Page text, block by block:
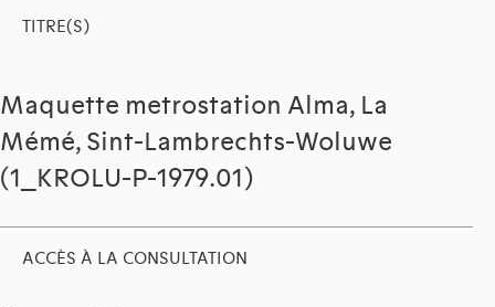
TITRE(S)
Maquette metrostation Alma, La
Mémé, Sint-Lambrechts-Woluwe
(1_KROLU-P-1979.01)
ACCÈS À LA CONSULTATION